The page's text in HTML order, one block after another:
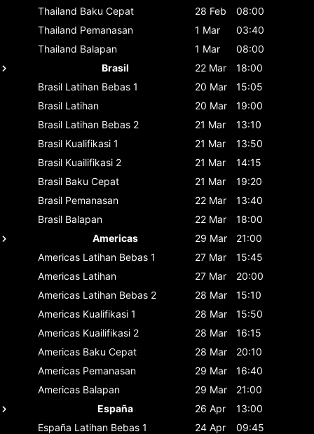
Thailand Baku Cepat 28 Feb
08:00
Thailand Pemanasan 1 Mar
03:40
Thailand Balapan 1 Mar
08:00
Brasil
22 Mar
18:00
Brasil Latihan Bebas 1 20 Mar
15:05
Brasil Latihan 20 Mar
19:00
Brasil Latihan Bebas 2 21 Mar
13:10
Brasil Kualifikasi 1 21 Mar
13:50
Brasil Kuailifikasi 2 21 Mar
14:15
Brasil Baku Cepat 21 Mar
19:20
Brasil Pemanasan 22 Mar
13:40
Brasil Balapan 22 Mar
18:00
Americas
29 Mar
21:00
Americas Latihan Bebas 1 27 Mar
15:45
Americas Latihan 27 Mar
20:00
Americas Latihan Bebas 2 28 Mar
15:10
Americas Kualifikasi 1 28 Mar
15:50
Americas Kuailifikasi 2 28 Mar
16:15
Americas Baku Cepat 28 Mar
20:10
Americas Pemanasan 29 Mar
16:40
Americas Balapan 29 Mar
21:00
España
26 Apr
13:00
España Latihan Bebas 1 24 Apr
09:45